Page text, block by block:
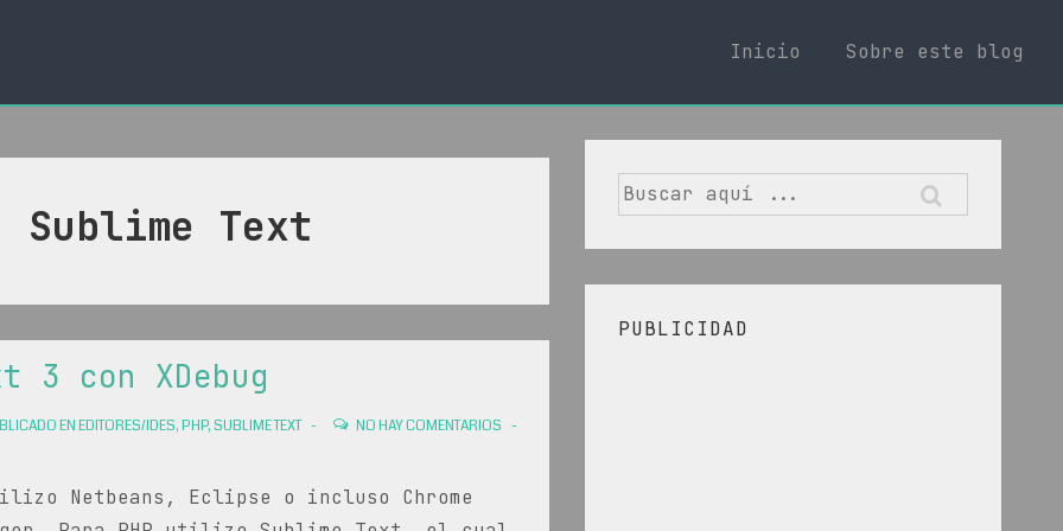
Inicio Sobre este blog
Sublime Text
3 con XDebug
ENEDITORES/IDES,PHP,SUBLIME TEXT
NO HAY COMENTARIOS
Netbeans, Eclipse o incluso Chrome
Buscar
por:
PUBLICIDAD